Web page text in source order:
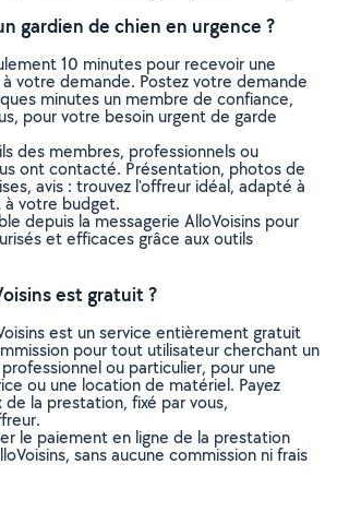
gardien de chien en urgence ?
10 minutes pour recevoir une
votre demande. Postez votre demande
minutes un membre de confiance,
pour votre besoin urgent de garde
des membres, professionnels ou
ont contacté. Présentation, photos de
avis : trouvez l'offreur idéal, adapté à
votre budget.
depuis la messagerie AlloVoisins pour
et efficaces grâce aux outils
est gratuit ?
est un service entièrement gratuit
pour tout utilisateur cherchant un
ou particulier, pour une
ou une location de matériel. Payez
la prestation, fixé par vous,
le paiement en ligne de la prestation
sans aucune commission ni frais